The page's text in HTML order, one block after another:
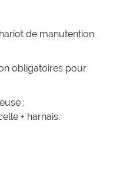
de manutention.
obligatoires pour
;
+ harnais.